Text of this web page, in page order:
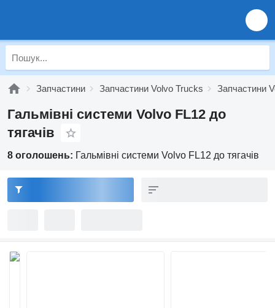
Запчастини Запчастини Volvo Trucks Запчастини
Гальмівні системи Volvo FL12 до
тягачів
8 оголошень: Гальмівні системи Volvo FL12 до тягачів